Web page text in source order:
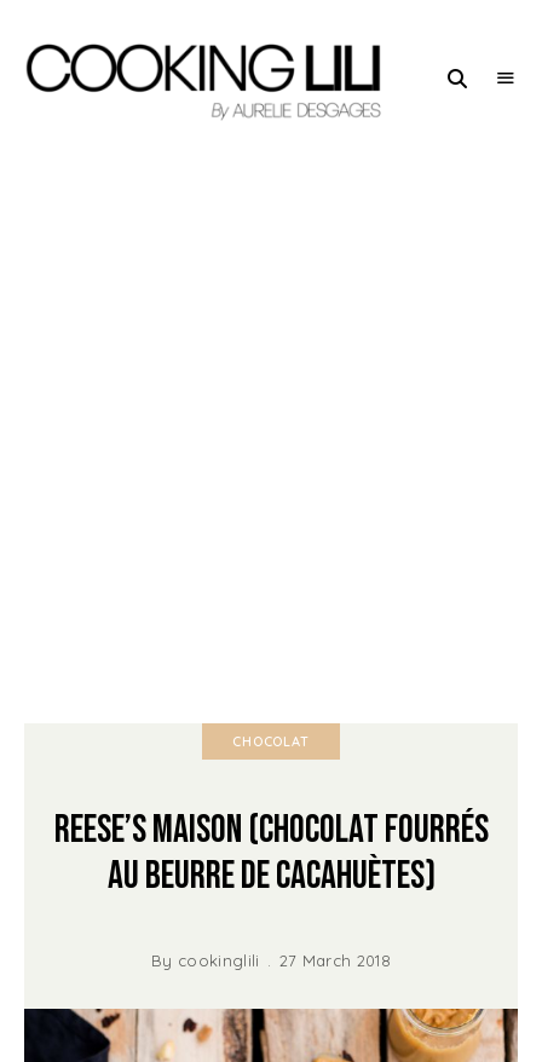
CHOCOLAT
Reese’s maison (Chocolat fourrés
au beurre de cacahuètes)
By cookinglili 27 March 2018